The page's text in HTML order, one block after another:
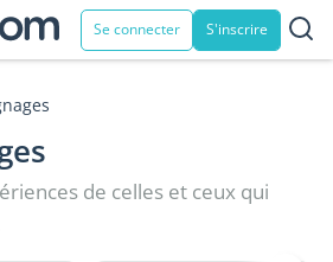
Se connecter S'inscrire
de celles et ceux qui